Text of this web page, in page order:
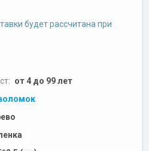
будет рассчитана при
от 4 до 99 лет